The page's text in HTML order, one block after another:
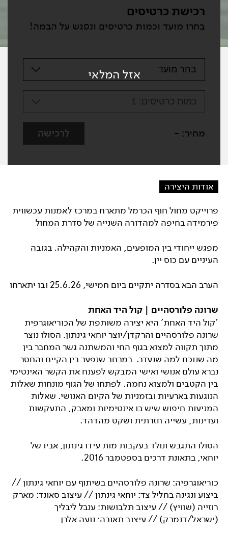
אזל המלאי
רכישת כרטיסים
בחרו מועד וכמות כרטיסים ונפגש על הבמה!
בחר מועד
כמות כרטיסים: 1
מחיר: - לרכישה
אודות היצירה
פרוייקט מחול חוף הכרמל מתארח במרכז לאמנות עכשווית
פירמידה בחיפה למהדורה השנייה של סדרת המחול
מפגש ייחודי בין המופעים, האמניות והקהילה. בגובה
העיניים עם כוס יין.
הערב הבא בסדרה יתקיים ביום חמישי, 25.6.26 ובו יתארחו
שרונה פלורסהיים | קול היד האחת
'קול היד האחת' היא יצירה משותפת של הכוריאוגרפית
שרונה פלורסהיים והרקדן/יוצר יוחאי גינתון. הסולו נוצר
מתוך תקווה למצוא בגוף החי והמשתנה גשר המחבר בין
מה שנוכח למה שנעדר. במרחב שנפער בין הקיים והחסר
נברא עולם אנושי ואישי המבקש לפענח את הקשר האינטימי
בין הקטבים ולמצוא נחמה. לפתחו של הגוף מונחות שאלות
הנוגעות בארעיות ובזמניות של הקיום האנושי. שאלות
המניעות חיפוש שיש בו אינטימיות ומאבק, התעקשות
ועדינות, עשייה חזרתית ושקט מהדהד.
הסולו התגבש ונולד בעקבות מות עידו גינתון, אביו של
יוחאי, בתאונת דרכים בספטמבר 2016.
כוריאוגרפיה: שרונה פלורסהיים בשיתוף עם יוחאי גינתון //
ביצוע ונגינה בחליל צד: יוחאי גינתון // עיצוב סאונד: מארק
רוזייה (שוויץ) // עיצוב תלבושות: ענבל ליבליך
(ישראל/דנמרק) // עיצוב תאורה: נועה אלרן